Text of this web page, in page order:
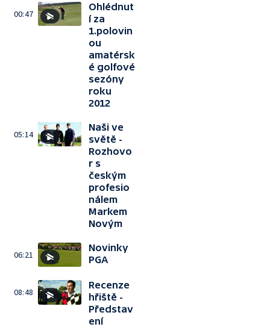
00:47
Ohlédnut
í za
1.polovin
ou
amatérsk
é golfové
sezóny
roku
2012
05:14
Naši ve
světě -
Rozhovo
r s
českým
profesio
nálem
Markem
Novým
06:21
Novinky
PGA
08:48
Recenze
hřiště -
Představ
ení